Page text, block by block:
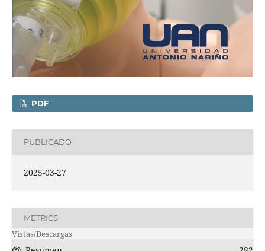
PDF
PUBLICADO
2025-03-27
METRICS
Vistas/Descargas